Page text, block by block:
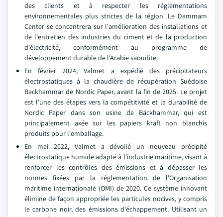
des clients et à respecter les réglementations
environnementales plus strictes de la région. Le Dammam
Center se concentrera sur l'amélioration des installations et
de l'entretien des industries du ciment et de la production
d'électricité, conformément au programme de
développement durable de l'Arabie saoudite.
En février 2024, Valmet a expédié des précipitateurs
électrostatiques à la chaudière de récupération Suédoise
Backhammar de Nordic Paper, avant la fin de 2025. Le projet
est l'une des étapes vers la compétitivité et la durabilité de
Nordic Paper dans son usine de Bäckhammar, qui est
principalement axée sur les papiers kraft non blanchis
produits pour l'emballage.
En mai 2022, Valmet a dévoilé un nouveau précipité
électrostatique humide adapté à l'industrie maritime, visant à
renforcer les contrôles des émissions et à dépasser les
normes fixées par la réglementation de l'Organisation
maritime internationale (OMI) de 2020. Ce système innovant
élimine de façon appropriée les particules nocives, y compris
le carbone noir, des émissions d'échappement. Utilisant un